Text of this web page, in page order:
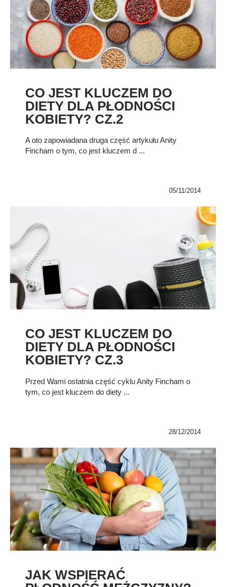
CO JEST KLUCZEM DO
DIETY DLA PŁODNOŚCI
KOBIETY? CZ.2
A oto zapowiadana druga część artykułu Anity
Fincham o tym, co jest kluczem d ...
05/11/2014
CO JEST KLUCZEM DO
DIETY DLA PŁODNOŚCI
KOBIETY? CZ.3
Przed Wami ostatnia część cyklu Anity Fincham o
tym, co jest kluczem do diety ...
28/12/2014
JAK WSPIERAĆ